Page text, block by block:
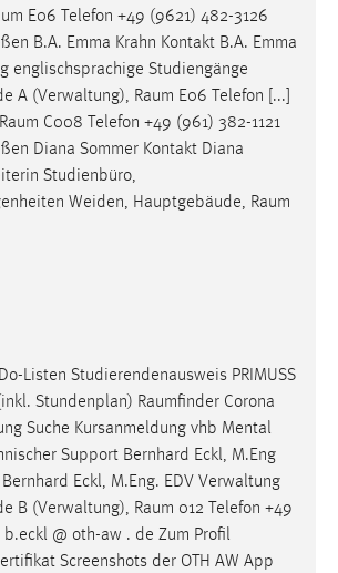
E06 Telefon +49 (9621) 482-3126
B.A. Emma Krahn Kontakt B.A. Emma
englischsprachige Studiengänge
A (Verwaltung), Raum E06 Telefon [...]
Raum C008 Telefon +49 (961) 382-1121
Diana Sommer Kontakt Diana
Studienbüro,
Weiden, Hauptgebäude, Raum
Listen Studierendenausweis PRIMUSS
Stundenplan) Raumfinder Corona
Suche Kursanmeldung vhb Mental
Support Bernhard Eckl, M.Eng
Bernhard Eckl, M.Eng. EDV Verwaltung
B (Verwaltung), Raum 012 Telefon +49
b.eckl @ oth-aw . de Zum Profil
Screenshots der OTH AW App